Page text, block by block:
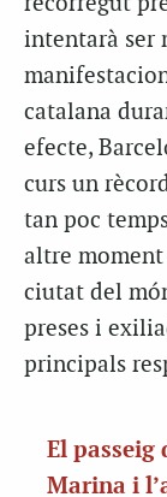
intentarà ser
catalana
efecte,
curs un
tan poc
altre
ciutat del
preses i
principals
El passeig
Marina i